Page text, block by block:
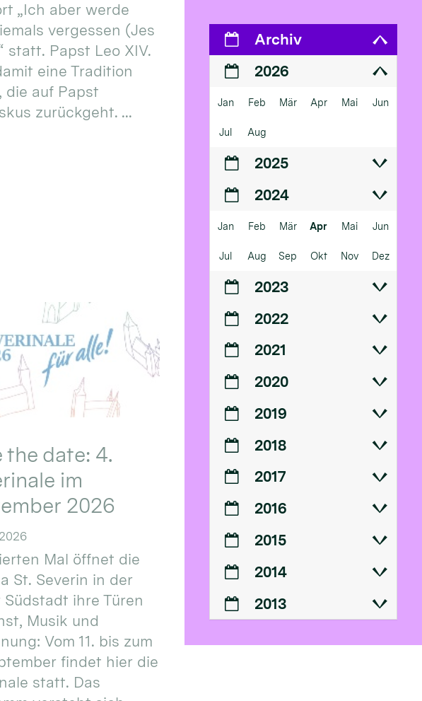
„Ich aber werde
vergessen (Jes
statt. Papst Leo XIV.
eine Tradition
die auf Papst
zurückgeht. ...
the date: 4.
im
2026
Mal öffnet die
St. Severin in der
Südstadt ihre Türen
Musik und
Vom 11. bis zum
findet hier die
statt. Das
Archiv
2026
Jan Feb Mär Apr Mai Jun
Jul Aug
2025
2024
Jan Feb Mär Apr Mai Jun
Jul Aug Sep Okt Nov Dez
2023
2022
2021
2020
2019
2018
2017
2016
2015
2014
2013